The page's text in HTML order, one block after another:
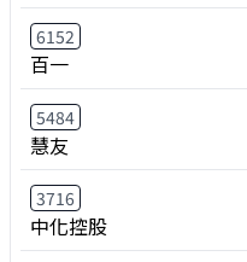
6152
百一
5484
慧友
3716
中化控股